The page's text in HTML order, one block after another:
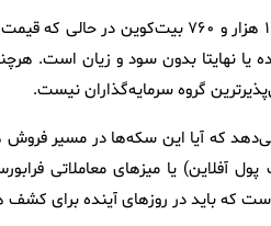
یا نهایتا بدون سود و زیان است.
گروه سرمایه‌گذاران نیست.
که آیا این سکه‌ها در مسیر فروش
که باید در روزهای آینده برای کشف